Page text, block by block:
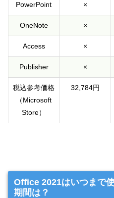
PowerPoint ×
OneNote ×
Access ×
Publisher ×
税込参考価格
（Microsoft
Store）
32,784円
Office 2021はいつまで
期間は？